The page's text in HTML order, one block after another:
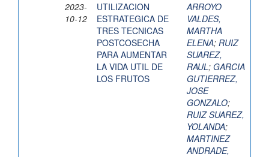
2023-
10-12
UTILIZACION
ESTRATEGICA DE
TRES TECNICAS
POSTCOSECHA
PARA AUMENTAR
LA VIDA UTIL DE
LOS FRUTOS
ARROYO
VALDES,
MARTHA
ELENA; RUIZ
SUAREZ,
RAUL; GARCIA
GUTIERREZ,
JOSE
GONZALO;
RUIZ SUAREZ,
YOLANDA;
MARTINEZ
ANDRADE,